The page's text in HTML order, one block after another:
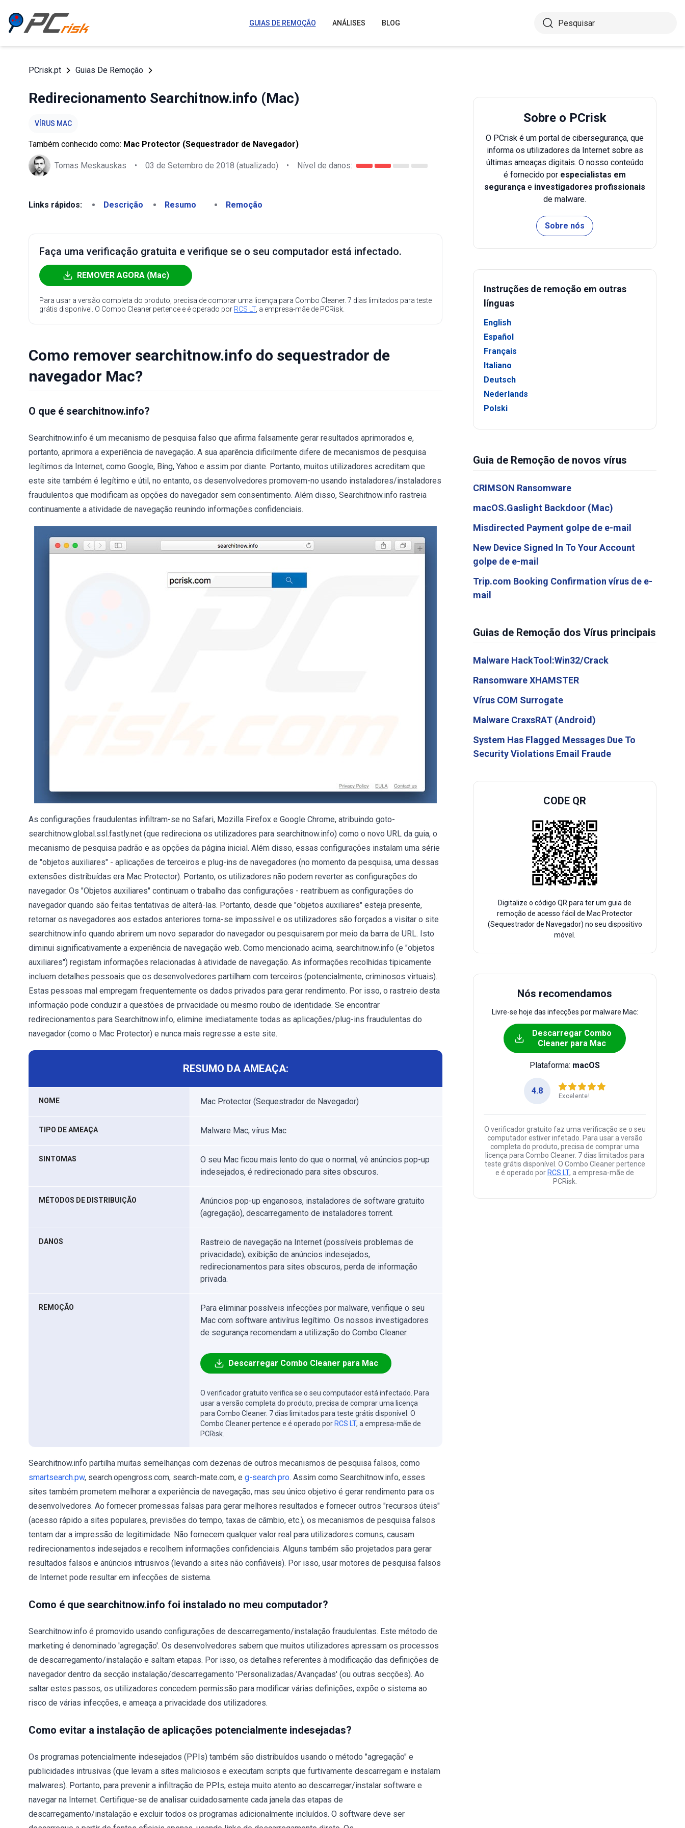
GUIAS DE REMOÇÃO ANÁLISES BLOG
PCrisk.pt Guias De Remoção
Redirecionamento Searchitnow.info (Mac)
VÍRUS MAC
Também conhecido como: Mac Protector (Sequestrador de Navegador)
Tomas Meskauskas • 03 de Setembro de 2018 (atualizado) • Nível de danos:
Links rápidos: Descrição Resumo Remoção
Faça uma verificação gratuita e verifique se o seu computador está infectado.
REMOVER AGORA (Mac)
Para usar a versão completa do produto, precisa de comprar uma licença para Combo Cleaner. 7 dias limitados para teste
grátis disponível. O Combo Cleaner pertence e é operado por RCS LT, a empresa-mãe de PCRisk.
Como remover searchitnow.info do sequestrador de
navegador Mac?
O que é searchitnow.info?
Searchitnow.info é um mecanismo de pesquisa falso que afirma falsamente gerar resultados aprimorados e,
portanto, aprimora a experiência de navegação. A sua aparência dificilmente difere de mecanismos de pesquisa
legítimos da Internet, como Google, Bing, Yahoo e assim por diante. Portanto, muitos utilizadores acreditam que
este site também é legítimo e útil, no entanto, os desenvolvedores promovem-no usando instaladores/instaladores
fraudulentos que modificam as opções do navegador sem consentimento. Além disso, Searchitnow.info rastreia
continuamente a atividade de navegação reunindo informações confidenciais.
As configurações fraudulentas infiltram-se no Safari, Mozilla Firefox e Google Chrome, atribuindo goto-
searchitnow.global.ssl.fastly.net (que redireciona os utilizadores para searchitnow.info) como o novo URL da guia, o
mecanismo de pesquisa padrão e as opções da página inicial. Além disso, essas configurações instalam uma série
de "objetos auxiliares" - aplicações de terceiros e plug-ins de navegadores (no momento da pesquisa, uma dessas
extensões distribuídas era Mac Protector). Portanto, os utilizadores não podem reverter as configurações do
navegador. Os "Objetos auxiliares" continuam o trabalho das configurações - reatribuem as configurações do
navegador quando são feitas tentativas de alterá-las. Portanto, desde que "objetos auxiliares" esteja presente,
retornar os navegadores aos estados anteriores torna-se impossível e os utilizadores são forçados a visitar o site
searchitnow.info quando abrirem um novo separador do navegador ou pesquisarem por meio da barra de URL. Isto
diminui significativamente a experiência de navegação web. Como mencionado acima, searchitnow.info (e "objetos
auxiliares") registam informações relacionadas à atividade de navegação. As informações recolhidas tipicamente
incluem detalhes pessoais que os desenvolvedores partilham com terceiros (potencialmente, criminosos virtuais).
Estas pessoas mal empregam frequentemente os dados privados para gerar rendimento. Por isso, o rastreio desta
informação pode conduzir a questões de privacidade ou mesmo roubo de identidade. Se encontrar
redirecionamentos para Searchitnow.info, elimine imediatamente todas as aplicações/plug-ins fraudulentas do
navegador (como o Mac Protector) e nunca mais regresse a este site.
RESUMO DA AMEAÇA:
NOME Mac Protector (Sequestrador de Navegador)
TIPO DE AMEAÇA Malware Mac, vírus Mac
SINTOMAS
O seu Mac ficou mais lento do que o normal, vê anúncios pop-up
indesejados, é redirecionado para sites obscuros.
MÉTODOS DE DISTRIBUIÇÃO
Anúncios pop-up enganosos, instaladores de software gratuito
(agregação), descarregamento de instaladores torrent.
DANOS
Rastreio de navegação na Internet (possíveis problemas de
privacidade), exibição de anúncios indesejados,
redirecionamentos para sites obscuros, perda de informação
privada.
REMOÇÃO
Para eliminar possíveis infecções por malware, verifique o seu
Mac com software antivírus legítimo. Os nossos investigadores
de segurança recomendam a utilização do Combo Cleaner.
Descarregar Combo Cleaner para Mac
O verificador gratuito verifica se o seu computador está infectado. Para
usar a versão completa do produto, precisa de comprar uma licença
para Combo Cleaner. 7 dias limitados para teste grátis disponível. O
Combo Cleaner pertence e é operado por RCS LT, a empresa-mãe de
PCRisk.
Searchitnow.info partilha muitas semelhanças com dezenas de outros mecanismos de pesquisa falsos, como
smartsearch.pw, search.opengross.com, search-mate.com, e g-search.pro. Assim como Searchitnow.info, esses
sites também prometem melhorar a experiência de navegação, mas seu único objetivo é gerar rendimento para os
desenvolvedores. Ao fornecer promessas falsas para gerar melhores resultados e fornecer outros "recursos úteis"
(acesso rápido a sites populares, previsões do tempo, taxas de câmbio, etc.), os mecanismos de pesquisa falsos
tentam dar a impressão de legitimidade. Não fornecem qualquer valor real para utilizadores comuns, causam
redirecionamentos indesejados e recolhem informações confidenciais. Alguns também são projetados para gerar
resultados falsos e anúncios intrusivos (levando a sites não confiáveis). Por isso, usar motores de pesquisa falsos
de Internet pode resultar em infecções de sistema.
Como é que searchitnow.info foi instalado no meu computador?
Searchitnow.info é promovido usando configurações de descarregamento/instalação fraudulentas. Este método de
marketing é denominado 'agregação'. Os desenvolvedores sabem que muitos utilizadores apressam os processos
de descarregamento/instalação e saltam etapas. Por isso, os detalhes referentes à modificação das definições de
navegador dentro da secção instalação/descarregamento 'Personalizadas/Avançadas' (ou outras secções). Ao
saltar estes passos, os utilizadores concedem permissão para modificar várias definições, expõe o sistema ao
risco de várias infecções, e ameaça a privacidade dos utilizadores.
Como evitar a instalação de aplicações potencialmente indesejadas?
Os programas potencialmente indesejados (PPIs) também são distribuídos usando o método "agregação" e
publicidades intrusivas (que levam a sites maliciosos e executam scripts que furtivamente descarregam e instalam
malwares). Portanto, para prevenir a infiltração de PPIs, esteja muito atento ao descarregar/instalar software e
navegar na Internet. Certifique-se de analisar cuidadosamente cada janela das etapas de
descarregamento/instalação e excluir todos os programas adicionalmente incluídos. O software deve ser
Sobre o PCrisk
O PCrisk é um portal de cibersegurança, que
informa os utilizadores da Internet sobre as
últimas ameaças digitais. O nosso conteúdo
é fornecido por especialistas em
segurança e investigadores profissionais
de malware.
Sobre nós
Instruções de remoção em outras
línguas
English
Español
Français
Italiano
Deutsch
Nederlands
Polski
Guia de Remoção de novos vírus
CRIMSON Ransomware
macOS.Gaslight Backdoor (Mac)
Misdirected Payment golpe de e-mail
New Device Signed In To Your Account
golpe de e-mail
Trip.com Booking Confirmation vírus de e-
mail
Guias de Remoção dos Vírus principais
Malware HackTool:Win32/Crack
Ransomware XHAMSTER
Vírus COM Surrogate
Malware CraxsRAT (Android)
System Has Flagged Messages Due To
Security Violations Email Fraude
CODE QR
Digitalize o código QR para ter um guia de
remoção de acesso fácil de Mac Protector
(Sequestrador de Navegador) no seu dispositivo
móvel.
Nós recomendamos
Livre-se hoje das infecções por malware Mac:
Descarregar Combo
Cleaner para Mac
Plataforma: macOS
4.8
Excelente!
O verificador gratuito faz uma verificação se o seu
computador estiver infetado. Para usar a versão
completa do produto, precisa de comprar uma
licença para Combo Cleaner. 7 dias limitados para
teste grátis disponível. O Combo Cleaner pertence
e é operado por RCS LT, a empresa-mãe de
PCRisk.